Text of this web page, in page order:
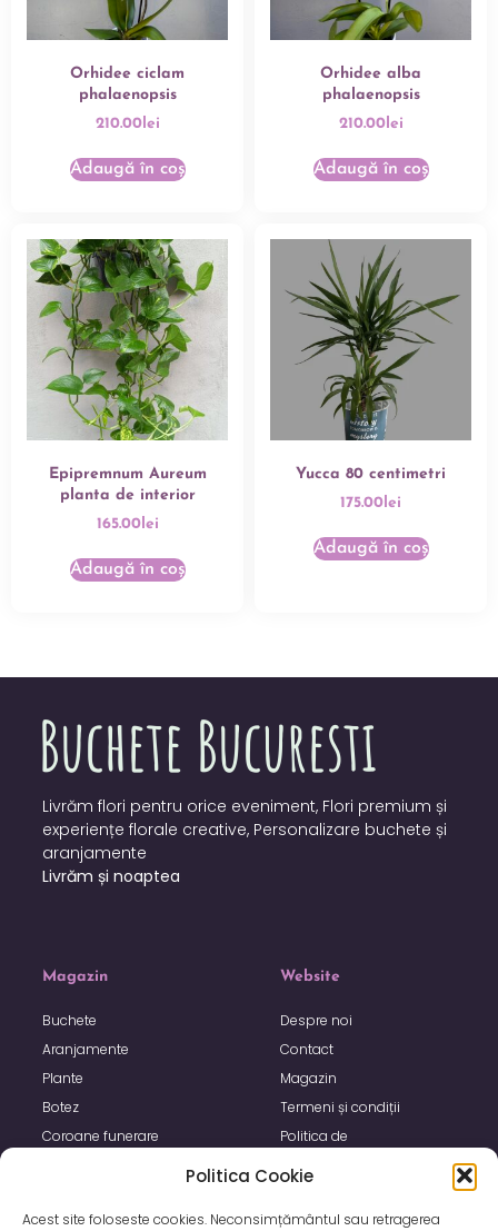
Politica Cookie
Acest site foloseste cookies. Neconsimțământul sau retragerea
Orhidee ciclam
phalaenopsis
210.00lei
Adaugă în coș
Orhidee alba
phalaenopsis
210.00lei
Adaugă în coș
Epipremnum Aureum
planta de interior
165.00lei
Adaugă în coș
Yucca 80 centimetri
175.00 lei
Adaugă în coș
Livrăm flori pentru orice eveniment, Flori premium și
experiențe florale creative, Personalizare buchete și
aranjamente
Livrăm și noaptea
Magazin
Buchete
Aranjamente
Plante
Botez
Coroane funerare
Website
Despre noi
Contact
Magazin
Termeni și condiții
Politica de
Politica de utilizare Cookie